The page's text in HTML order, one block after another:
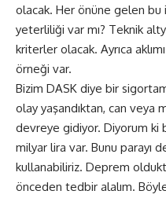
olacak. Her önüne gelen bu
yeterliliği var mı? Teknik
kriterler olacak. Ayrıca
örneği var.
Bizim DASK diye bir
olay yaşandıktan, can veya
devreye gidiyor. Diyorum ki
milyar lira var. Bunu parayı
kullanabiliriz. Deprem
önceden tedbir alalım.